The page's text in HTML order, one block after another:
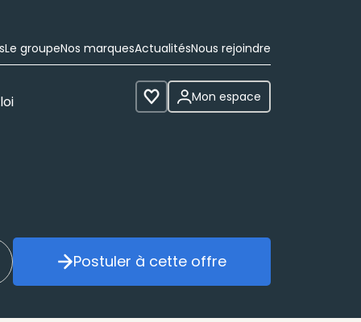
Le groupeNos marquesActualitésNous rejoindre
Voir les favoris
Mon espace
mon alerte Postuler à cette offre
Postuler à cette offre